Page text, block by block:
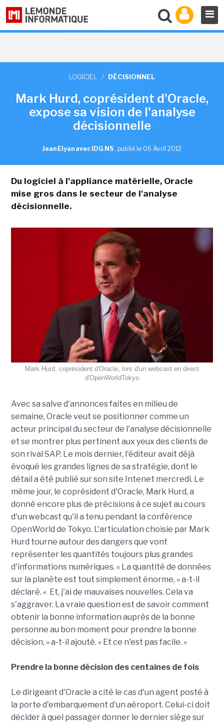
LOGICIEL / DÉCISIONNEL
Mark Hurd, coprésident d'Oracle,
expose sa vision de l'analyse
décisionnelle
Jean Elyan avec IDG NS , publié le 06 Avril 2012
Du logiciel à l'appliance matérielle, Oracle
mise gros dans le secteur de l'analyse
décisionnelle.
Mark Hurd, coprésident d'Oracle, lors d'un webcast en direct
d'OpenWorldTokyo
Avec sa salve d'annonces faites en milieu de
semaine, Oracle veut se positionner comme un
acteur principal du secteur de l'analyse décisionnelle
et se montrer plus pertinent aux yeux des clients de
son rival SAP. Le mois dernier, l'éditeur avait déjà
évoqué les grandes lignes de sa stratégie, dont le
détail a été publié sur son site Intenet mercredi. Le
même jour, le coprésident d'Oracle, Mark Hurd, a
donné encore plus de précisions à ce sujet au cours
d'un webcast qu'il a tenu pendant la conférence
OpenWorld de Tokyo. L'articulation choisie par Mark
Hurd tourne autour des dangers que vont
représenter les quantités toujours plus grandes
d'informations numériques. « La quantité de données
sur la planète est tout simplement énorme, » a-t-il
déclaré. « Et, j'ai de mauvaises nouvelles. Cela va
s'aggraver. La vraie question est de savoir comment
obtenir la bonne information auprès de la bonne
personne au bon moment pour prendre la bonne
décision, » a-t-il ajouté. « Et ce n'est pas facile. »
Prendre la bonne décision des centaines de fois
Le dirigeant d'Oracle a cité le cas d'un agent posté à
la porte d'embarquement d'un aéroport. Celui-ci doit
décider à quel passager donner le dernier siège sur